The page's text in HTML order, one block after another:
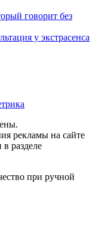
говорит без
у экстрасенса
рекламы на сайте
разделе
при ручной